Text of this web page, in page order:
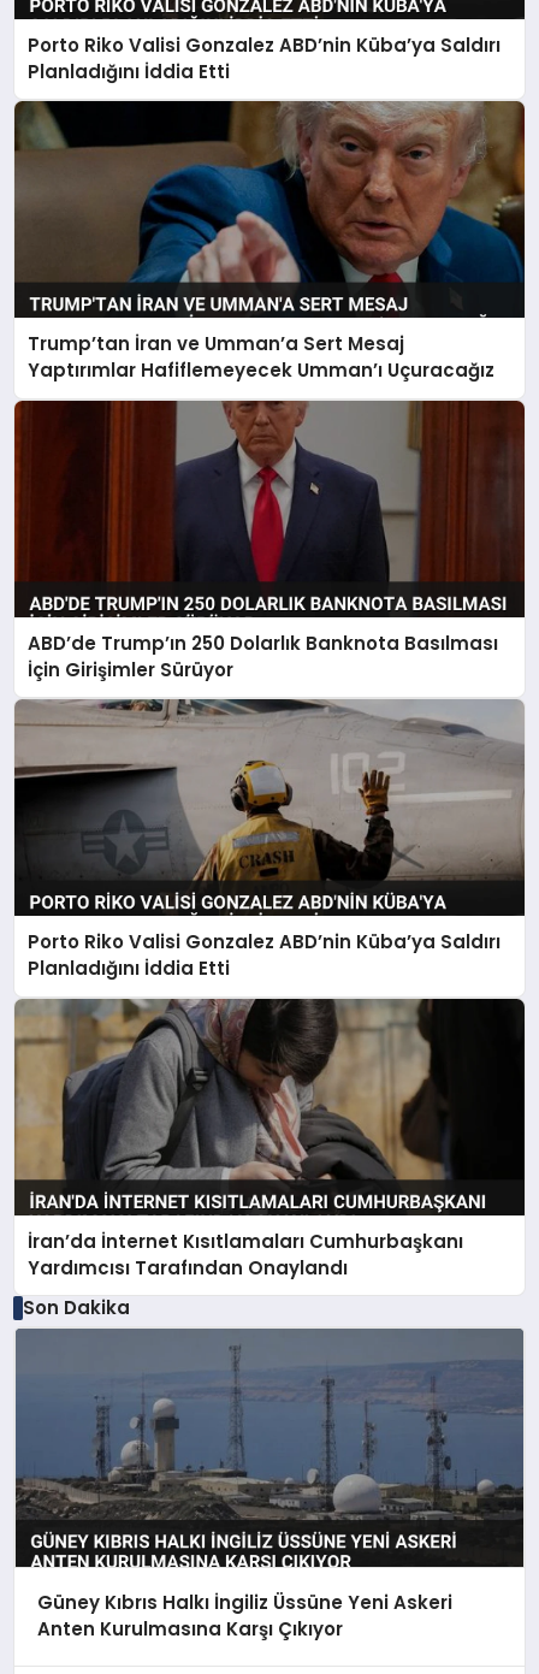
Porto Riko Valisi Gonzalez ABD’nin Küba’ya Saldırı
Planladığını İddia Etti
Trump’tan İran ve Umman’a Sert Mesaj
Yaptırımlar Hafiflemeyecek Umman’ı Uçuracağız
ABD’de Trump’ın 250 Dolarlık Banknota Basılması
İçin Girişimler Sürüyor
Porto Riko Valisi Gonzalez ABD’nin Küba’ya Saldırı
Planladığını İddia Etti
İran’da İnternet Kısıtlamaları Cumhurbaşkanı
Yardımcısı Tarafından Onaylandı
Son Dakika
Güney Kıbrıs Halkı İngiliz Üssüne Yeni Askeri
Anten Kurulmasına Karşı Çıkıyor